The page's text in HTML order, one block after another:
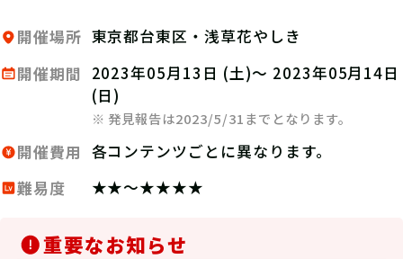
開催場所 東京都台東区・浅草花やしき
開催期間
2023年05月13日 (土)～ 2023年05月14日
(日)
※ 発見報告は2023/5/31までとなります。
開催費用 各コンテンツごとに異なります。
難易度
★★～★★★★
重要なお知らせ